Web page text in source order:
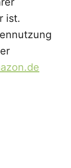
ist.